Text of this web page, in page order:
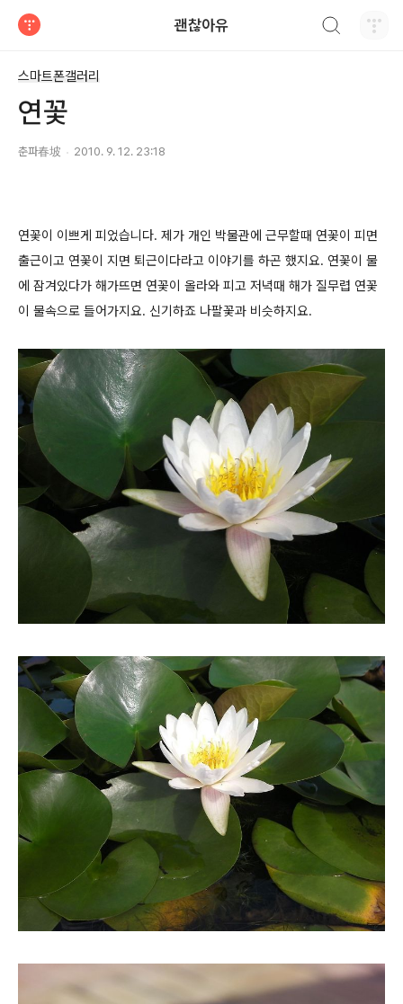
괜찮아유
스마트폰갤러리
연꽃
춘파春坡 2010. 9. 12. 23:18
연꽃이 이쁘게 피었습니다. 제가 개인 박물관에 근무할때 연꽃이 피면
출근이고 연꽃이 지면 퇴근이다라고 이야기를 하곤 했지요. 연꽃이 물
에 잠겨있다가 해가뜨면 연꽃이 올라와 피고 저녁때 해가 질무렵 연꽃
이 물속으로 들어가지요. 신기하죠 나팔꽃과 비슷하지요.